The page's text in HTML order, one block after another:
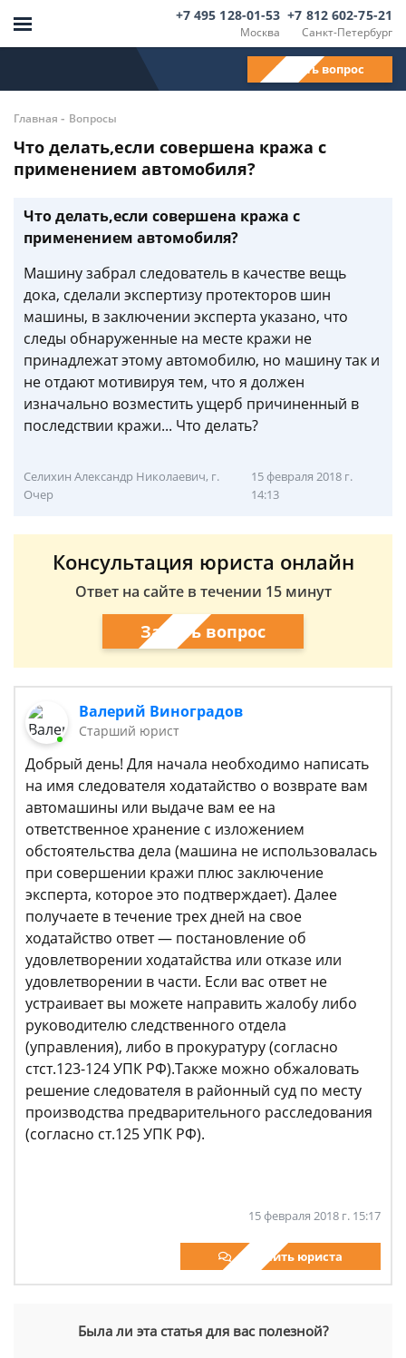
Москва
+7 495 128-01-53
Санкт-Петербург
+7 812 602-75-21
Задать вопрос
Главная - Вопросы
Что делать,если совершена кража с
применением автомобиля?
Что делать,если совершена кража с
применением автомобиля?
Машину забрал следователь в качестве вещь
дока, сделали экспертизу протекторов шин
машины, в заключении эксперта указано, что
следы обнаруженные на месте кражи не
принадлежат этому автомобилю, но машину так и
не отдают мотивируя тем, что я должен
изначально возместить ущерб причиненный в
последствии кражи... Что делать?
Селихин Александр Николаевич, г.
Очер
15 февраля 2018 г.
14:13
Консультация юриста онлайн
Ответ на сайте в течении 15 минут
Задать вопрос
Валерий Виноградов
Старший юрист
Добрый день! Для начала необходимо написать
на имя следователя ходатайство о возврате вам
автомашины или выдаче вам ее на
ответственное хранение с изложением
обстоятельства дела (машина не использовалась
при совершении кражи плюс заключение
эксперта, которое это подтверждает). Далее
получаете в течение трех дней на свое
ходатайство ответ — постановление об
удовлетворении ходатайства или отказе или
удовлетворении в части. Если вас ответ не
устраивает вы можете направить жалобу либо
руководителю следственного отдела
(управления), либо в прокуратуру (согласно
стст.123-124 УПК РФ).Также можно обжаловать
решение следователя в районный суд по месту
производства предварительного расследования
(согласно ст.125 УПК РФ).
15 февраля 2018 г. 15:17
Спросить юриста
Была ли эта статья для вас полезной?